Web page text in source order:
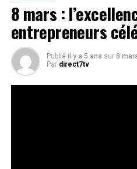
8 mars :
entrepreneurs
Publié il y a 5 ans sur 8
Par direct7tv